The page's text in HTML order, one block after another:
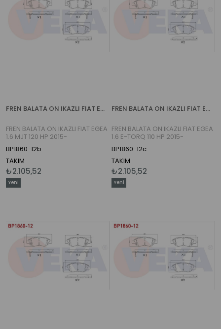
FREN BALATA ON IKAZLI FIAT EGEA 1.6 MJT 120 HP 2015-
FREN BALATA ON IKAZLI FIAT EGEA
1.6 MJT 120 HP 2015-
BP1860-12b
TAKIM
₺2.105,52
FREN BALATA ON IKAZLI FIAT EGEA 1.6 E-TORQ 110 HP 2015-
FREN BALATA ON IKAZLI FIAT EGEA
1.6 E-TORQ 110 HP 2015-
BP1860-12c
TAKIM
₺2.105,52
Yeni
Yeni